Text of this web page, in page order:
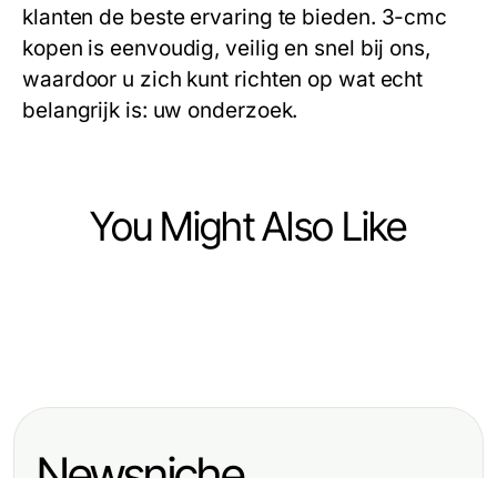
klanten de beste ervaring te bieden. 3-cmc
kopen is eenvoudig, veilig en snel bij ons,
waardoor u zich kunt richten op wat echt
belangrijk is: uw onderzoek.
You Might Also Like
Terrassenüberdachungen im Jahr
Carport Jahr im Rückblick: Die